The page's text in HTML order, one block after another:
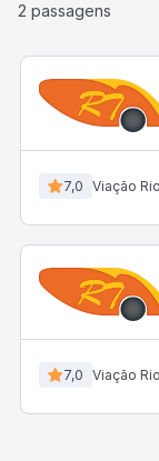
2 passagens
7,0 Viação
7,0 Viação